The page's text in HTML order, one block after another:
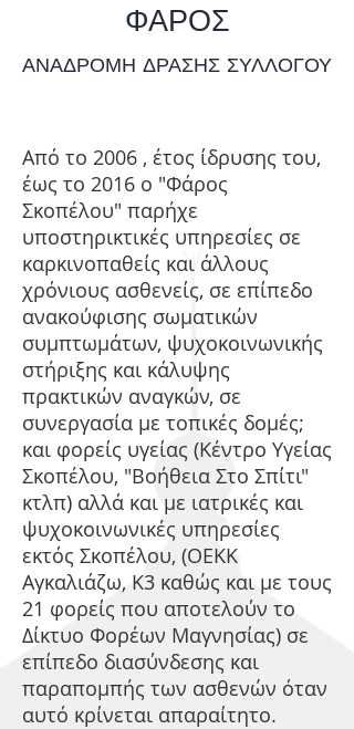
ΦΑΡΟΣ
ΑΝΑΔΡΟΜΗ ΔΡΑΣΗΣ ΣΥΛΛΟΓΟΥ
Από το 2006 , έτος ίδρυσης του,
έως το 2016 ο "Φάρος
Σκοπέλου" παρήχε
υποστηρικτικές υπηρεσίες σε
καρκινοπαθείς και άλλους
χρόνιους ασθενείς, σε επίπεδο
ανακούφισης σωματικών
συμπτωμάτων, ψυχοκοινωνικής
στήριξης και κάλυψης
πρακτικών αναγκών, σε
συνεργασία με τοπικές δομές;
και φορείς υγείας (Κέντρο Υγείας
Σκοπέλου, "Βοήθεια Στο Σπίτι"
κτλπ) αλλά και με ιατρικές και
ψυχοκοινωνικές υπηρεσίες
εκτός Σκοπέλου, (ΟΕΚΚ
Αγκαλιάζω, Κ3 καθώς και με τους
21 φορείς που αποτελούν το
Δίκτυο Φορέων Μαγνησίας) σε
επίπεδο διασύνδεσης και
παραπομπής των ασθενών όταν
αυτό κρίνεται απαραίτητο.